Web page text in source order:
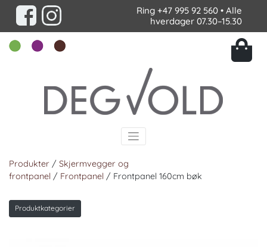
Ring +47 995 92 560 • Alle
hverdager 07.30–15.30
Produkter / Skjermvegger og
frontpanel / Frontpanel / Frontpanel 160cm bøk
Produktkategorier